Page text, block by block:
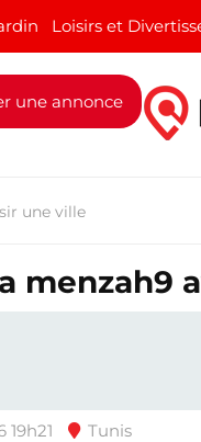
Loisirs et
une annonce
menzah9
19h21 Tunis